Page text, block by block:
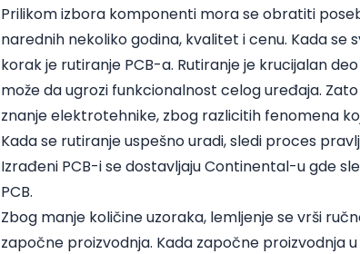
Prilikom izbora komponenti mora se obratiti
narednih nekoliko godina, kvalitet i cenu. Kada
korak je rutiranje PCB-a. Rutiranje je krucijalan
može da ugrozi funkcionalnost celog uređaja.
znanje elektrotehnike, zbog razlicitih fenomena
Kada se rutiranje uspešno uradi, sledi proces
Izrađeni PCB-i se dostavljaju Continental-u gde
PCB.
Zbog manje količine uzoraka, lemljenje se vrši
započne proizvodnja. Kada započne proizvodnja